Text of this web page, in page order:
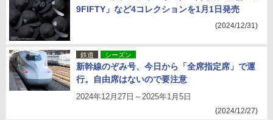
9FIFTY」など4コレクションを1月1日発売
(2024/12/31)
鉄道 シーズン
新幹線のぞみ号、今日から「全席指定席」で運
行。自由席はないので要注意
2024年12月27日～2025年1月5日
(2024/12/27)